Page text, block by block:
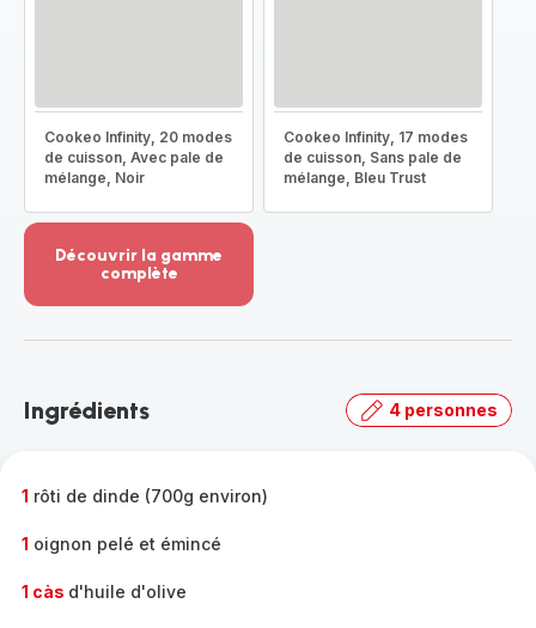
Cookeo Infinity, 20 modes
de cuisson, Avec pale de
mélange, Noir
Cookeo Infinity, 17 modes
de cuisson, Sans pale de
mélange, Bleu Trust
Découvrir la gamme
complète
-
gamme
Ingrédients 4 personnes
1 rôti de dinde (700g environ)
1 oignon pelé et émincé
1 càs d'huile d'olive